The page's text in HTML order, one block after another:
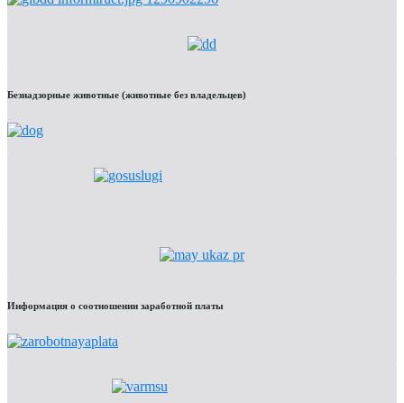
Безнадзорные животные (животные без владельцев)
Информация о соотношении заработной платы